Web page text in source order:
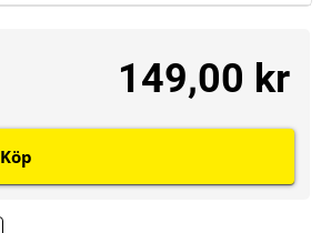
149,00 kr
Köp